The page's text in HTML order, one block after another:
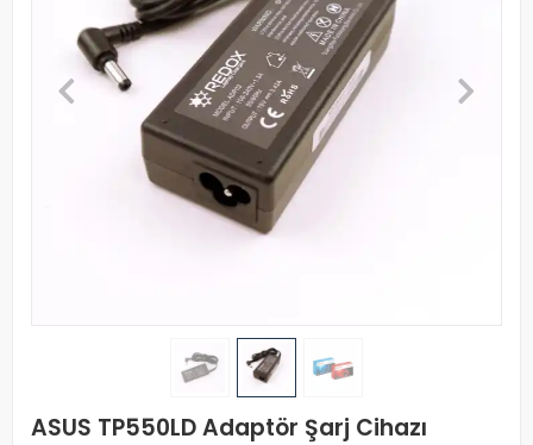
ASUS TP550LD Adaptör Şarj Cihazı